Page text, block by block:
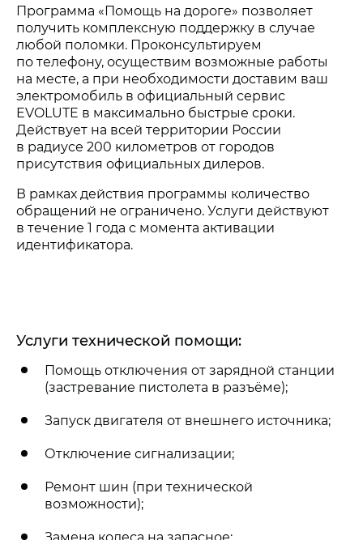
Программа «Помощь на дороге» позволяет
получить комплексную поддержку в случае
любой поломки. Проконсультируем
по телефону, осуществим возможные работы
на месте, а при необходимости доставим ваш
электромобиль в официальный сервис
EVOLUTE в максимально быстрые сроки.
Действует на всей территории России
в радиусе 200 километров от городов
присутствия официальных дилеров.
В рамках действия программы количество
обращений не ограничено. Услуги действуют
в течение 1 года с момента активации
идентификатора.
Услуги технической помощи:
Помощь отключения от зарядной станции
(застревание пистолета в разъёме);
Запуск двигателя от внешнего источника;
Отключение сигнализации;
Ремонт шин (при технической
возможности);
Замена колеса на запасное;